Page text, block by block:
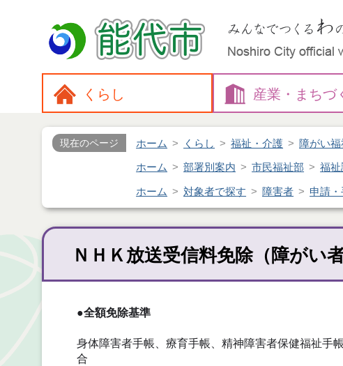
くらし 産業・ まちづ
現在のページ ホーム くらし 福祉・介護 障がい福
ホーム 部署別案内 市民福祉部 福祉
ホーム 対象者で探す 障害者 申請・
ＮＨＫ放送受信料免除（障がい者
●全額免除基準
身体障害者手帳、療育手帳、精神障害者保健福祉手
合